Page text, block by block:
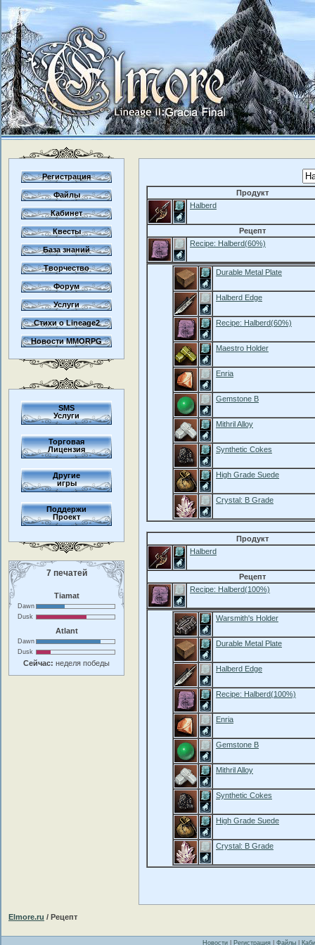
Регистрация
Файлы
Кабинет
Квесты
База знаний
Творчество
Форум
Услуги
Стихи о Lineage2
Новости MMORPG
SMS
Услуги
Торговая
Лицензия
Другие
игры
Поддержи
Проект
7 печатей
Tiamat
Dawn
Dusk
Atlant
Dawn
Dusk
Сейчас: неделя победы
Продукт
Halberd
Рецепт
Recipe: Halberd(60%)
Durable Metal Plate
Halberd Edge
Recipe: Halberd(60%)
Maestro Holder
Enria
Gemstone B
Mithril Alloy
Synthetic Cokes
High Grade Suede
Crystal: B Grade
Продукт
Halberd
Рецепт
Recipe: Halberd(100%)
Warsmith's Holder
Durable Metal Plate
Halberd Edge
Recipe: Halberd(100%)
Enria
Gemstone B
Mithril Alloy
Synthetic Cokes
High Grade Suede
Crystal: B Grade
Elmore.ru / Рецепт
Новости| Регистрация| Файлы|